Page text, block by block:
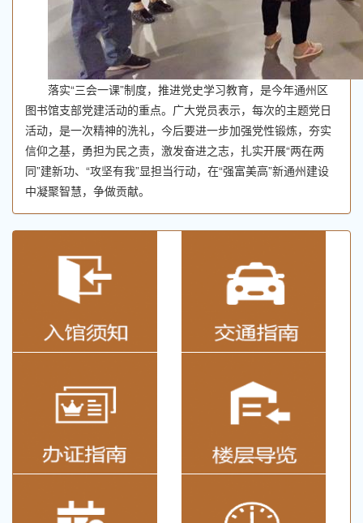
落实“三会一课”制度，推进党史学习教育，是今年通州区
图书馆支部党建活动的重点。广大党员表示，每次的主题党日
活动，是一次精神的洗礼，今后要进一步加强党性锻炼，夯实
信仰之基，勇担为民之责，激发奋进之志，扎实开展“两在两
同”建新功、“攻坚有我”显担当行动，在“强富美高”新通州建设
中凝聚智慧，争做贡献。